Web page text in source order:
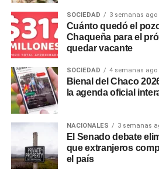
a la evolución de las condiciones
Un plan preventivo
distintos puntos
provincia
DesdeSameepremarcaron que
forman parte de un plan de trabajo
empresa desarrolla en distintos
para responder con rapidez a las
SOCIEDAD 3 semanas ago
Cuánto quedó el
Chaqueña para el
quedar vacante
SOCIEDAD 4 semanas ago
Bienal del Chaco
la agenda oficial
NACIONALES 3 semanas
El Senado debate
que extranjeros
el país